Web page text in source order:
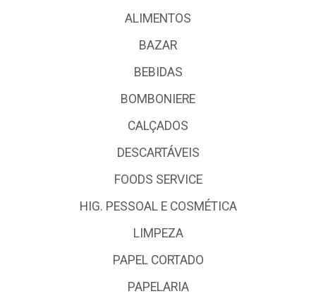
ALIMENTOS
BAZAR
BEBIDAS
BOMBONIERE
CALÇADOS
DESCARTÁVEIS
FOODS SERVICE
HIG. PESSOAL E COSMÉTICA
LIMPEZA
PAPEL CORTADO
PAPELARIA